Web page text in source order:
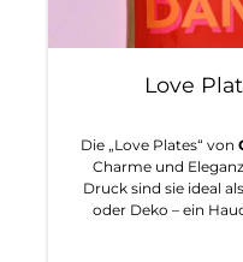
Love
Die „Love Plates“ von
Charme und
Druck sind sie ideal
oder Deko – ein